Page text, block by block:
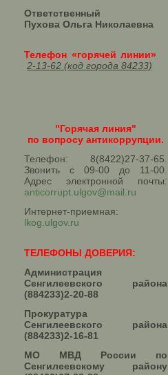
Ответственный
Пухова Ольга Николаевна
Телефон «горячей линии»
2-13-62 (код города 84233)
"Горячая линия"
по вопросу антикоррупции.
Телефон: 8(8422)27-37-65.
Звонить с 09-00 до 11-00.
Адрес электронной почты:
anticorrupt.ulgov@mail.ru
Интернет-приемная:
lkog.ulgov.ru
ТЕЛЕФОНЫ ДОВЕРИЯ:
Администрация
Сенгилеевского района
(884233)2-20-88
Прокуратура
Сенгилеевского района
(884233)2-16-81
МО МВД России по
Сенгилеевскому району